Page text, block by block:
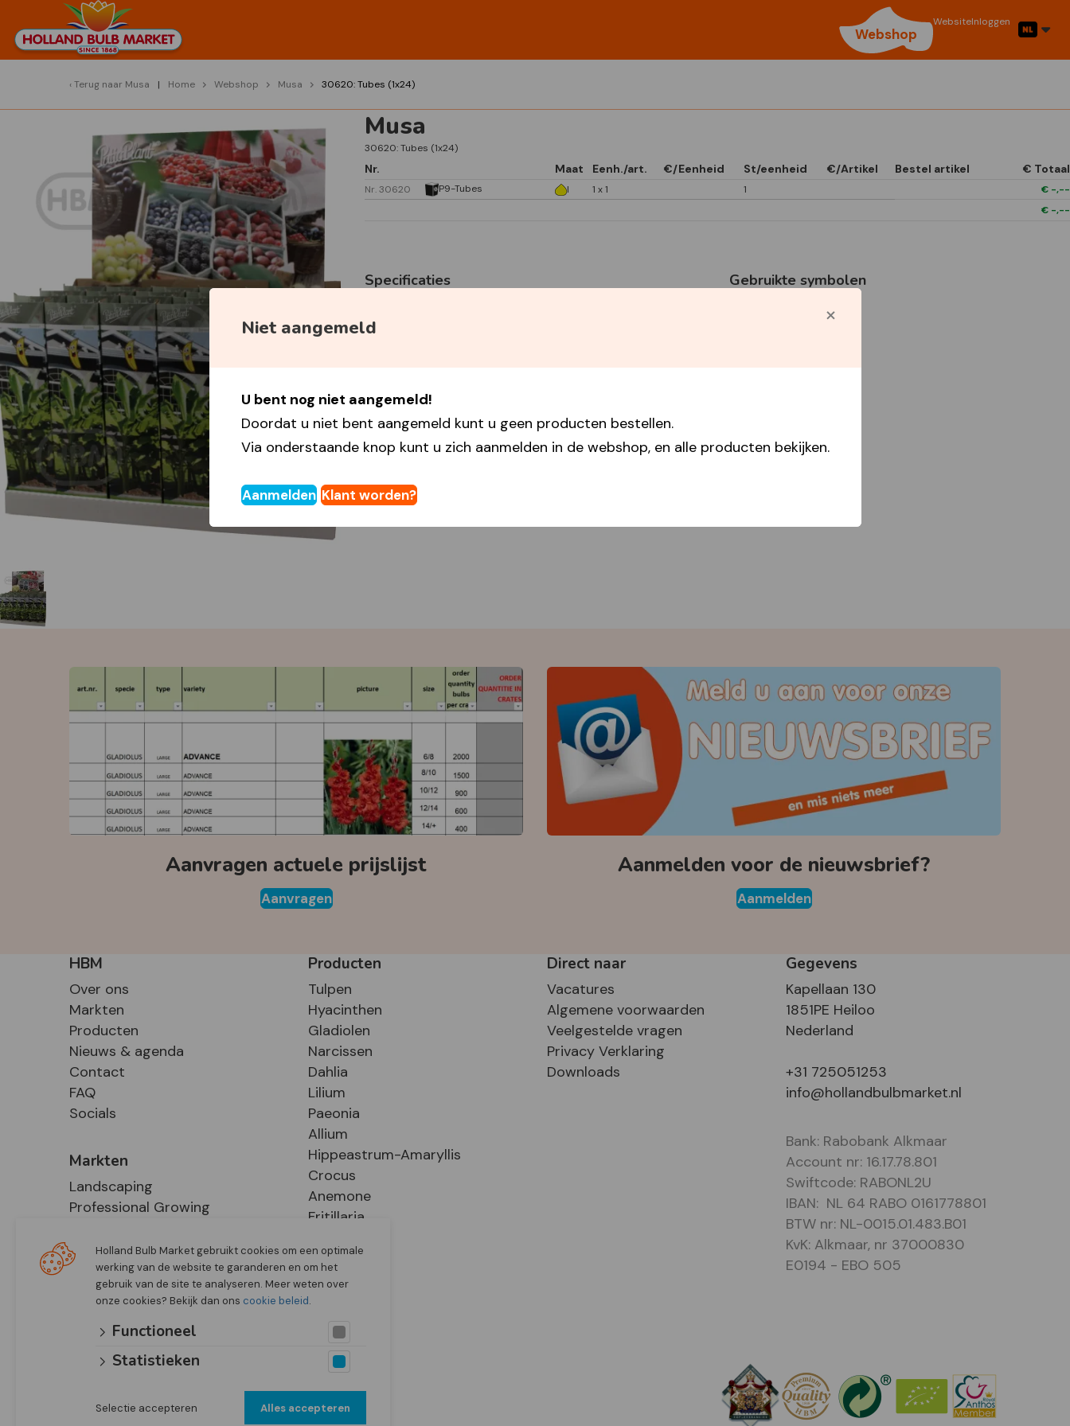
Webshop
WebsiteInloggen
Niet aangemeld
U bent nog niet aangemeld!
Doordat u niet bent aangemeld kunt u geen producten bestellen.
Via onderstaande knop kunt u zich aanmelden in de webshop, en alle producten bekijken.
Aanmelden Klant worden?
Terug naar Musa Home Webshop Musa 30620: Tubes (1x24)
Musa
30620: Tubes (1x24)
Nr. Maat Eenh./art. €/Eenheid St/eenheid €/Artikel Bestel artikel € Totaal
Nr. 30620 P9-Tubes I 1 x 1 1 € -,--
€ -,--
Specificaties
Gebruikte symbolen
Aanvragen actuele prijslijst
Aanvragen
Aanmelden voor de nieuwsbrief?
Aanmelden
HBM
Over ons
Markten
Producten
Nieuws & agenda
Contact
FAQ
Socials
Markten
Landscaping
Professional Growing
Retail
Producten
Tulpen
Hyacinthen
Gladiolen
Narcissen
Dahlia
Lilium
Paeonia
Allium
Hippeastrum-Amaryllis
Crocus
Anemone
Fritillaria
Direct naar
Vacatures
Algemene voorwaarden
Veelgestelde vragen
Privacy Verklaring
Downloads
Gegevens
Kapellaan 130
1851PE Heiloo
Nederland
+31 725051253
info@hollandbulbmarket.nl
Bank: Rabobank Alkmaar
Account nr: 16.17.78.801
Swiftcode: RABONL2U
IBAN: NL 64 RABO 0161778801
BTW nr: NL-0015.01.483.B01
KvK: Alkmaar, nr 37000830
E0194 - EBO 505
Holland Bulb Market gebruikt cookies om een optimale
werking van de website te garanderen en om het
gebruik van de site te analyseren. Meer weten over
onze cookies? Bekijk dan ons cookie beleid.
Functioneel
Statistieken
Selectie accepteren Alles accepteren